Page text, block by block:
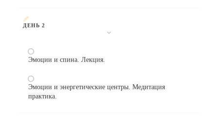
ДЕНЬ 2
Эмоции и спина. Лекция.
Эмоции и энергетические центры. Медитация
практика.